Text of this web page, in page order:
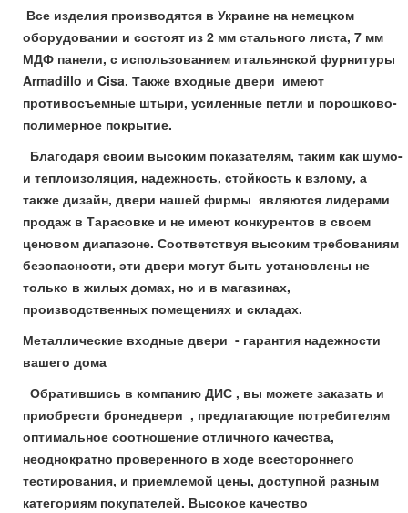
Все изделия производятся в Украине на немецком
оборудовании и состоят из 2 мм стального листа, 7 мм
МДФ панели, с использованием итальянской фурнитуры
Armadillo и Cisa. Также входные двери имеют
противосъемные штыри, усиленные петли и порошково-
полимерное покрытие.
Благодаря своим высоким показателям, таким как шумо-
и теплоизоляция, надежность, стойкость к взлому, а
также дизайн, двери нашей фирмы являются лидерами
продаж в Тарасовке и не имеют конкурентов в своем
ценовом диапазоне. Соответствуя высоким требованиям
безопасности, эти двери могут быть установлены не
только в жилых домах, но и в магазинах,
производственных помещениях и складах.
Металлические входные двери - гарантия надежности
вашего дома
Обратившись в компанию ДИС , вы можете заказать и
приобрести бронедвери , предлагающие потребителям
оптимальное соотношение отличного качества,
неоднократно проверенного в ходе всестороннего
тестирования, и приемлемой цены, доступной разным
категориям покупателей. Высокое качество